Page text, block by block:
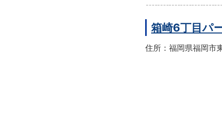
箱崎6丁目パ
住所：福岡県福岡市